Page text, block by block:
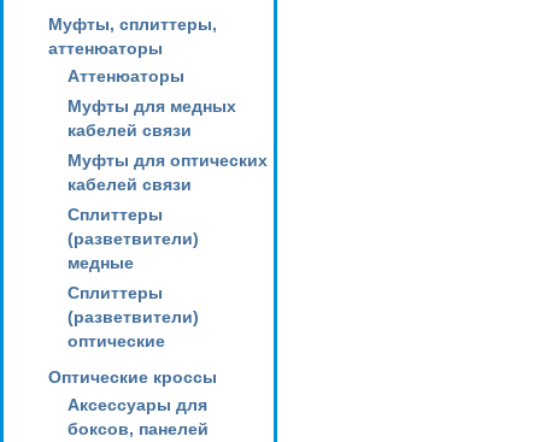
Муфты, сплиттеры,
аттенюаторы
Аттенюаторы
Муфты для медных
кабелей связи
Муфты для оптических
кабелей связи
Сплиттеры
(разветвители)
медные
Сплиттеры
(разветвители)
оптические
Оптические кроссы
Аксессуары для
боксов, панелей